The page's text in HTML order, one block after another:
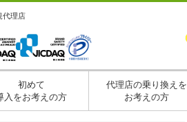
代理店
初めて
入をお考えの方
代理店の乗り換えを
お考えの方